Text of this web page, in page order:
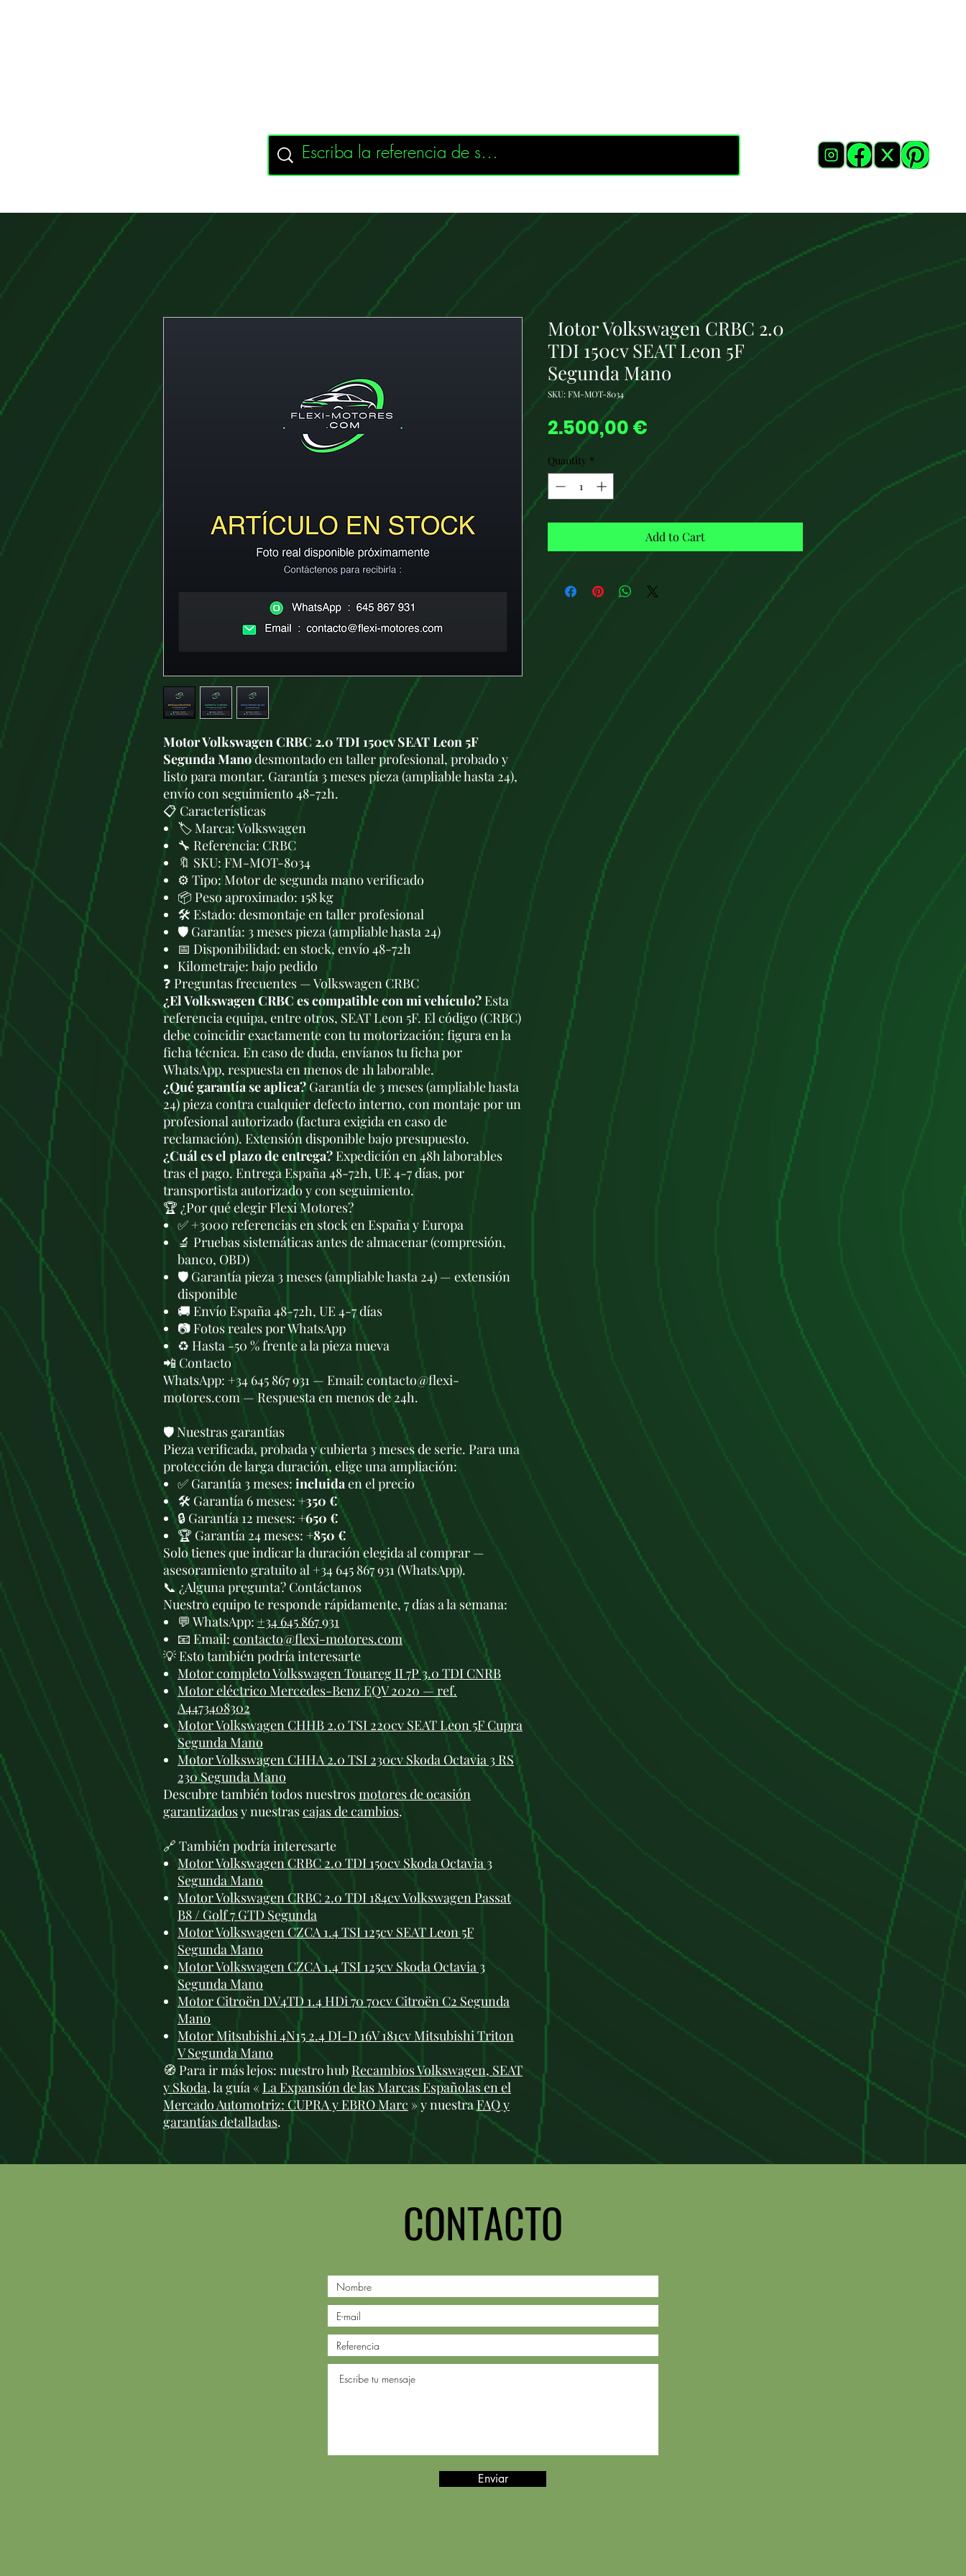
Motor Volkswagen CRBC 2.0 TDI 150cv SEAT Leon 5F
Segunda Manodesmontado en taller profesional, probado y
listo para montar. Garantía 3 meses pieza (ampliable hasta 24),
envío con seguimiento 48-72h.
📋 Características
🏷️ Marca: Volkswagen
🔧 Referencia: CRBC
🔖 SKU: FM-MOT-8034
⚙️ Tipo: Motor de segunda mano verificado
📦 Peso aproximado: 158 kg
🛠 Estado: desmontaje en taller profesional
🛡️ Garantía: 3 meses pieza (ampliable hasta 24)
📅 Disponibilidad: en stock, envío 48-72h
Kilometraje: bajo pedido
❓ Preguntas frecuentes — Volkswagen CRBC
¿El Volkswagen CRBC es compatible con mi vehículo? Esta
referencia equipa, entre otros, SEAT Leon 5F. El código (CRBC)
debe coincidir exactamente con tu motorización: figura en la
ficha técnica. En caso de duda, envíanos tu ficha por
WhatsApp, respuesta en menos de 1h laborable.
¿Qué garantía se aplica?Garantía de 3 meses (ampliable hasta
24) pieza contra cualquier defecto interno, con montaje por un
profesional autorizado (factura exigida en caso de
reclamación). Extensión disponible bajo presupuesto.
¿Cuál es el plazo de entrega? Expedición en 48h laborables
tras el pago. Entrega España 48-72h, UE 4-7 días, por
transportista autorizado y con seguimiento.
🏆 ¿Por qué elegir Flexi Motores?
✅ +3000 referencias en stock en España y Europa
🔬 Pruebas sistemáticas antes de almacenar (compresión,
banco, OBD)
🛡️ Garantía pieza 3 meses (ampliable hasta 24) — extensión
disponible
🚚 Envío España 48-72h, UE 4-7 días
📷 Fotos reales por WhatsApp
♻️ Hasta -50 % frente a la pieza nueva
📲 Contacto
WhatsApp: +34 645 867 931 — Email: contacto@flexi-
motores.com — Respuesta en menos de 24h.
🛡️ Nuestras garantías
Pieza verificada, probada y cubierta 3 meses de serie. Para una
protección de larga duración, elige una ampliación:
✅ Garantía 3 meses: incluidaen el precio
🛠️ Garantía 6 meses: +350 €
🔒 Garantía 12 meses: +650 €
🏆 Garantía 24 meses: +850 €
Solo tienes que indicar la duración elegida al comprar —
asesoramiento gratuito al +34 645 867 931 (WhatsApp).
📞 ¿Alguna pregunta? Contáctanos
Nuestro equipo te responde rápidamente, 7 días a la semana:
💬 WhatsApp:+34 645 867 931
📧 Email: contacto@flexi-motores.com
💡 Esto también podría interesarte
Motor completo Volkswagen Touareg II 7P 3.0 TDI CNRB
Motor eléctrico Mercedes-Benz EQV 2020 — ref.
A4473408302
Motor Volkswagen CHHB 2.0 TSI 220cv SEAT Leon 5F Cupra
Segunda Mano
Motor Volkswagen CHHA 2.0 TSI 230cv Skoda Octavia 3 RS
230 Segunda Mano
Descubre también todos nuestrosmotores de ocasión
garantizadosy nuestrascajas de cambios.
🔗 También podría interesarte
Motor Volkswagen CRBC 2.0 TDI 150cv Skoda Octavia 3
Segunda Mano
Motor Volkswagen CRBC 2.0 TDI 184cv Volkswagen Passat
B8 / Golf 7 GTD Segunda
Motor Volkswagen CZCA 1.4 TSI 125cv SEAT Leon 5F
Segunda Mano
Motor Volkswagen CZCA 1.4 TSI 125cv Skoda Octavia 3
Segunda Mano
Motor Citroën DV4TD 1.4 HDi 70 70cv Citroën C2 Segunda
Mano
Motor Mitsubishi 4N15 2.4 DI-D 16V 181cv Mitsubishi Triton
V Segunda Mano
🧭 Para ir más lejos: nuestro hub Recambios Volkswagen, SEAT
y Skoda, la guía « La Expansión de las Marcas Españolas en el
Mercado Automotriz: CUPRA y EBRO Marc » y nuestraFAQ y
garantías detalladas.
Motor Volkswagen CRBC 2.0
TDI 150cv SEAT Leon 5F
Segunda Mano
SKU: FM-MOT-8034
2.500,00 € Price
Quantity *
Add to Cart
CONTACTO
Enviar